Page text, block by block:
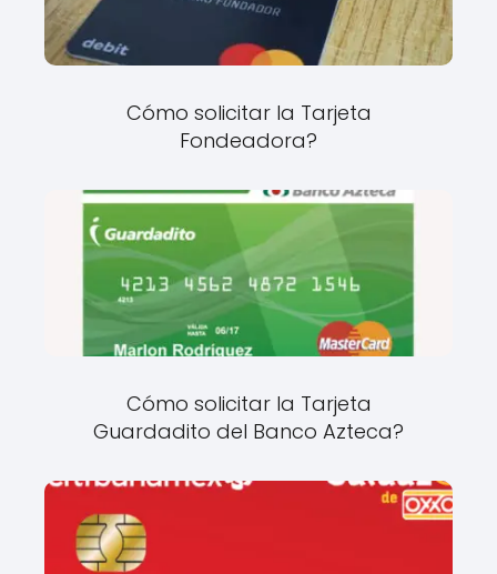
Cómo solicitar la Tarjeta
Fondeadora?
Cómo solicitar la Tarjeta
Guardadito del Banco Azteca?